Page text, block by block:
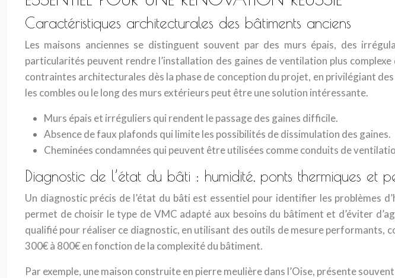
Caractéristiques architecturales des bâtiments anciens
Les maisons anciennes se distinguent souvent par des murs épais, des
particularités peuvent rendre l’installation des gaines de ventilation plus
contraintes architecturales dès la phase de conception du projet, en privilégiant
les combles ou le long des murs extérieurs peut être une solution intéressante.
Murs épais et irréguliers qui rendent le passage des gaines difficile.
Absence de faux plafonds qui limite les possibilités de dissimulation des gaines.
Cheminées condamnées qui peuvent être utilisées comme conduits de
Diagnostic de l’état du bâti : humidité, ponts thermiques et
Un diagnostic précis de l’état du bâti est essentiel pour identifier les problèmes
permet de choisir le type de VMC adapté aux besoins du bâtiment et d’éviter
qualifié pour réaliser ce diagnostic, en utilisant des outils de mesure performants,
300€ à 800€ en fonction de la complexité du bâtiment.
Par exemple, une maison construite en pierre meulière dans l’Oise, présente